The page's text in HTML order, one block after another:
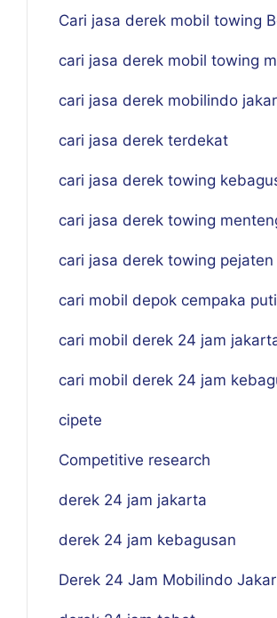
Cari jasa derek mobil towing
cari jasa derek mobil towing
cari jasa derek mobilindo
cari jasa derek terdekat
cari jasa derek towing
cari jasa derek towing
cari jasa derek towing pejaten
cari mobil depok cempaka
cari mobil derek 24 jam
cari mobil derek 24 jam
cipete
Competitive research
derek 24 jam jakarta
derek 24 jam kebagusan
Derek 24 Jam Mobilindo